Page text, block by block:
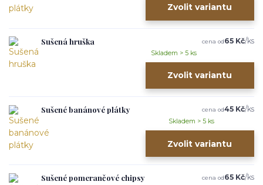
Zvolit variantu
Sušená hruška cena od65 Kč/ks
Skladem > 5 ks
Zvolit variantu
Sušené banánové plátky cena od45 Kč/ks
Skladem > 5 ks
Zvolit variantu
Sušené pomerančové chipsy cena od65 Kč/ks